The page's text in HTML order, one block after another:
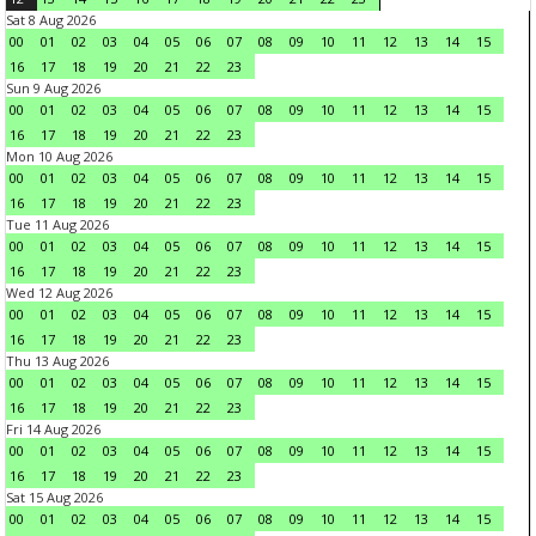
Sat 8 Aug 2026
00
01 02 03 04 05 06 07 08 09 10 11 12 13 14
15
16
17 18 19 20 21 22
23
Sun 9 Aug 2026
00
01 02 03 04 05 06 07 08 09 10 11 12 13 14
15
16
17 18 19 20 21 22
23
Mon 10 Aug 2026
00
01 02 03 04 05 06 07 08 09 10 11 12 13 14
15
16
17 18 19 20 21 22
23
Tue 11 Aug 2026
00
01 02 03 04 05 06 07 08 09 10 11 12 13 14
15
16
17 18 19 20 21 22
23
Wed 12 Aug 2026
00
01 02 03 04 05 06 07 08 09 10 11 12 13 14
15
16
17 18 19 20 21 22
23
Thu 13 Aug 2026
00
01 02 03 04 05 06 07 08 09 10 11 12 13 14
15
16
17 18 19 20 21 22
23
Fri 14 Aug 2026
00
01 02 03 04 05 06 07 08 09 10 11 12 13 14
15
16
17 18 19 20 21 22
23
Sat 15 Aug 2026
00
01 02 03 04 05 06 07 08 09 10 11 12 13 14
15